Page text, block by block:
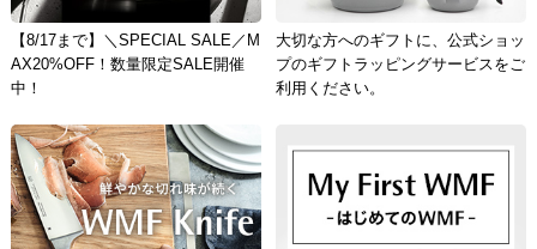
330円～1,100円
ご注文金額に応じて手数料が異なります。
【8/17まで】＼SPECIAL SALE／M
AX20%OFF！数量限定SALE開催
中！
大切な方へのギフトに、公式ショッ
プのギフトラッピングサービスをご
利用ください。